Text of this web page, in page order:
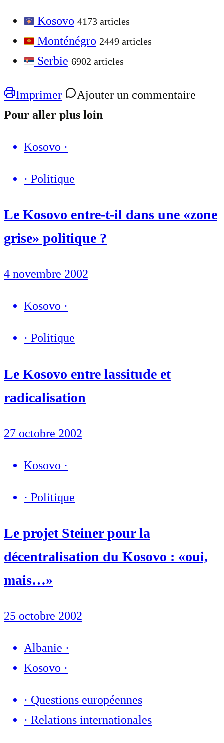
Kosovo 4173 articles
Monténégro 2449 articles
Serbie 6902 articles
Imprimer
Ajouter un commentaire
Pour aller plus loin
Kosovo ·
· Politique
Le Kosovo entre-t-il dans une «zone
grise» politique ?
4 novembre 2002
Kosovo ·
· Politique
Le Kosovo entre lassitude et
radicalisation
27 octobre 2002
Kosovo ·
· Politique
Le projet Steiner pour la
décentralisation du Kosovo : «oui,
mais…»
25 octobre 2002
Albanie ·
Kosovo ·
· Questions européennes
· Relations internationales